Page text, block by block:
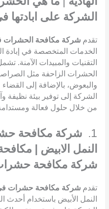
الشركة على ابادتها
تقدم شركة مكافحة الحشرات
الخدمات المتخصصة في إبادة
التقنيات والمبيدات الآمنة.
الحشرات الزاحفة مثل
والبعوض، بالإضافة إلى
الشركة إلى توفير بيئة نظيفة
من خلال حلول فعالة
1.
شركة مكافحة
النمل الابيض |
شركة مكافحة
تقدم شركة مكافحة حشرات في
النمل الأبيض باستخدام أحدث